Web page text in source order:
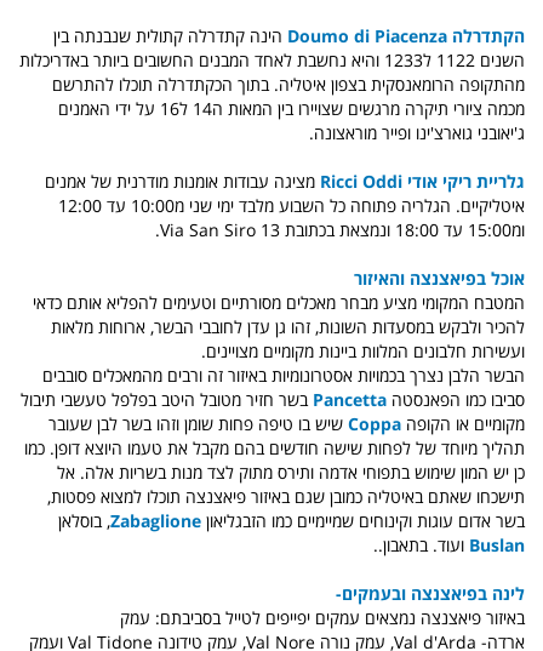
הקתדרלה Doumo di Piacenza
הינה קתדרלה קתולית שנבנתה בין
השנים 1122 ל1233 והיא נחשבת לאחד המבנים החשובים ביותר באדריכלות
מהתקופה הרומאנסקית בצפון איטליה. בתוך הכקתדרלה תוכלו להתרשם
מכמה ציורי תיקרה מרגשים שצויירו בין המאות ה14 ל16 על ידי האמנים
ג'יאובני גוארצ'ינו ופייר מוראצונה.
גלריית ריקי אודי Ricci Oddi
מציגה עבודות אומנות מודרנית של אמנים
איטליקיים. הגלריה פתוחה כל השבוע מלבד ימי שני מ10:00 עד 12:00
ומ15:00 עד 18:00 ונמצאת בכתובת Via San Siro 13.
אוכל בפיאצנצה והאיזור
המטבח המקומי מציע מבחר מאכלים מסורתיים וטעימים להפליא אותם כדאי
להכיר ולבקש במסעדות השונות, זהו גן עדן לחובבי הבשר, ארוחות מלאות
ועשירות חלבונים המלוות ביינות מקומיים מצויינים.
הבשר הלבן נצרך בכמויות אסטרונומיות באיזור זה ורבים מהמאכלים סובבים
סביבו כמו הפאנסטה Pancetta בשר חזיר מטובל היטב בפלפל טעשבי תיבול
מקומיים או הקופה Coppa שיש בו טיפה פחות שומן וזהו בשר לבן שעובר
תהליך מיוחד של לפחות שישה חודשים בהם מקבל את טעמו היוצא דופן. כמו
כן יש המון שימוש בתפוחי אדמה ותירס מתוק לצד מנות בשריות אלה. אל
תישכחו שאתם באיטליה כמובן שגם באיזור פיאצנצה תוכלו למצוא פסטות,
בשר אדום עוגות וקינוחים שמיימיים כמו הזבגליאון Zabaglione, בוסלאן
Buslan ועוד. בתאבון..
לינה בפיאצנצה ובעמקים-
באיזור פיאצנצה נמצאים עמקים יפייפים לטייל בסביבתם: עמק
ארדה- Val d'Arda, עמק נורה Val Nore, עמק טידונה Val Tidone ועמק